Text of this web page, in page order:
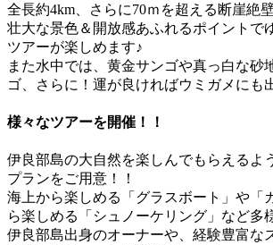
全長約4km、さらに70ｍを超える断崖絶
壮大な景色＆開放感あふれるポイントで
ツアーが楽しめます♪
また水中では、黄金サンゴや真っ白な砂
ゴ、さらに！運が良ければウミガメにも
様々なツアーを開催！！
伊良部島の大自然を楽しんでもらえるよ
プランをご用意！！
海上から楽しめる「グラスボート」や「
ら楽しめる「シュノーケリング」など多
伊良部島出身のオーナーや、経験豊富な